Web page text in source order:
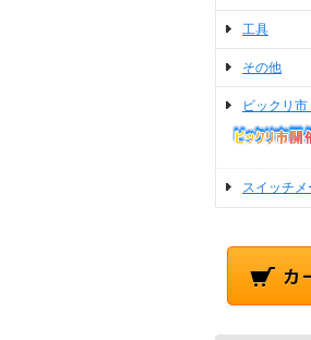
工具
その他
ビックリ
スイッチメ